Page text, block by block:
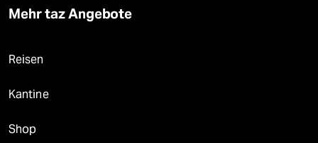
Mehr taz Angebote
Reisen
Kantine
Shop